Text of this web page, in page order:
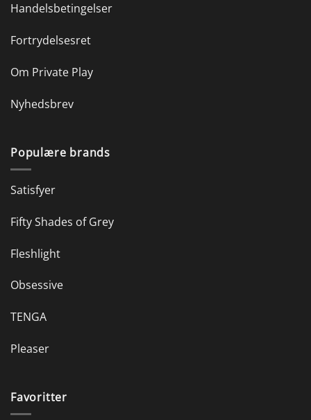
Handelsbetingelser
Fortrydelsesret
Om Private Play
Nyhedsbrev
Populære brands
Satisfyer
Fifty Shades of Grey
Fleshlight
Obsessive
TENGA
Pleaser
Favoritter